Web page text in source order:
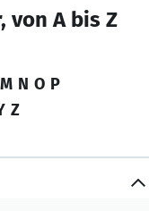
von A bis Z
M N O P
Z